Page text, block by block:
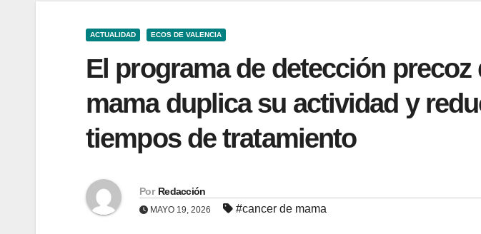
ACTUALIDAD ECOS DE VALENCIA
El programa de detección precoz
mama duplica su actividad y
tiempos de tratamiento
Por Redacción
MAYO 19, 2026 #cancer de mama